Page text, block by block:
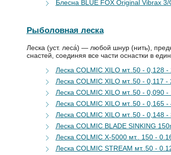
Блесна BLUE FOX Original Vibrax 3/
Рыболовная леска
Леска (уст. леса́) — любой шнур (нить),
снастей, соединяя все части оснастки в
Леска COLMIC XILO мт..50 - 0,128 -
Леска COLMIC XILO мт..50 - 0,117 -
Леска COLMIC XILO мт..50 - 0,090 -
Леска COLMIC XILO мт..50 - 0,165 -
Леска COLMIC XILO мт..50 - 0,148 -
Леска COLMIC BLADE SINKING
Леска COLMIC X-5000 мт.. 150 -
Леска COLMIC STREAM мт..50 -